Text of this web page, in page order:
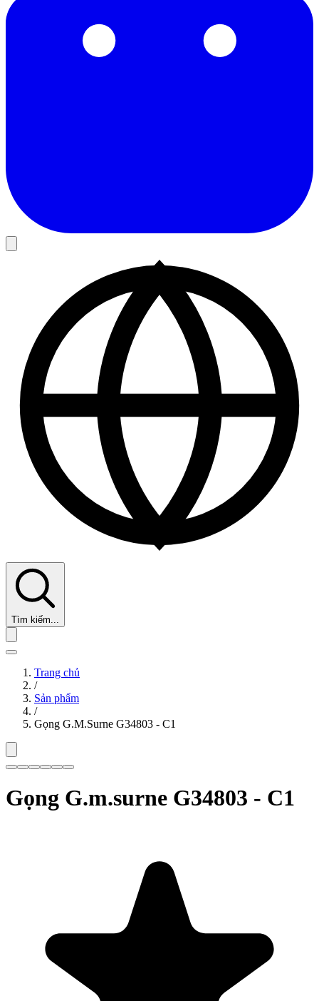
Tìm kiếm...
Trang chủ
/
Sản phẩm
/
Gọng G.M.Surne G34803 - C1
Gọng G.m.surne G34803 - C1